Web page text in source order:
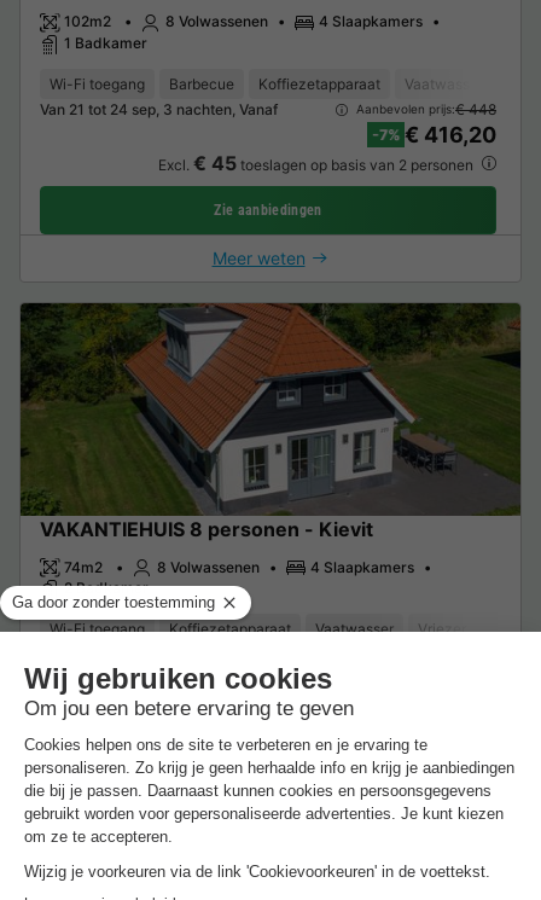
102m2 8 Volwassenen
4 Slaapkamers
1 Badkamer
Wi-Fi toegang Barbecue Koffiezetapparaat Vaatwasser
Van 21 tot 24 sep, 3 nachten, Vanaf
Aanbevolen prijs:€ 448
-7% € 416,20
Excl. € 45toeslagen op basis van 2 personen
Zie aanbiedingen
Meer weten
VAKANTIEHUIS 8 personen - Kievit
74m2 8 Volwassenen
4 Slaapkamers
2 Badkamer
Wi-Fi toegang Koffiezetapparaat Vaatwasser Vriezer
Excl. € 45toeslagen op basis van 2 personen
Zie aanbiedingen
Meer weten